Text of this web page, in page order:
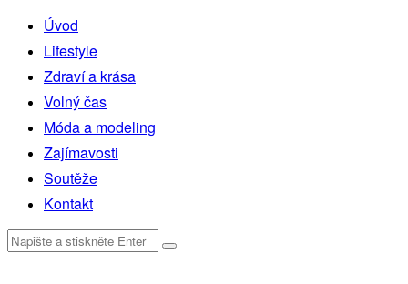
Úvod
Lifestyle
Zdraví a krása
Volný čas
Móda a modeling
Zajímavosti
Soutěže
Kontakt